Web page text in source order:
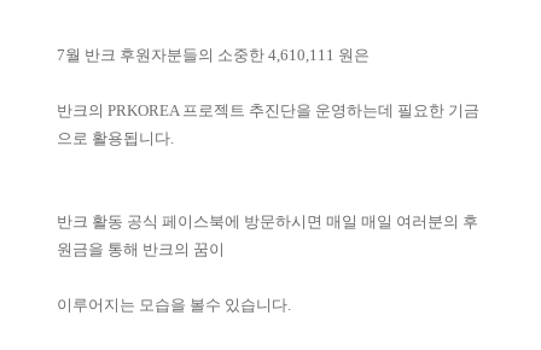
7월 반크 후원자분들의 소중한 4,610,111 원은
반크의 PRKOREA 프로젝트 추진단을 운영하는데 필요한 기금
으로 활용됩니다.
반크 활동 공식 페이스북에 방문하시면 매일 매일 여러분의 후
원금을 통해 반크의 꿈이
이루어지는 모습을 볼수 있습니다.